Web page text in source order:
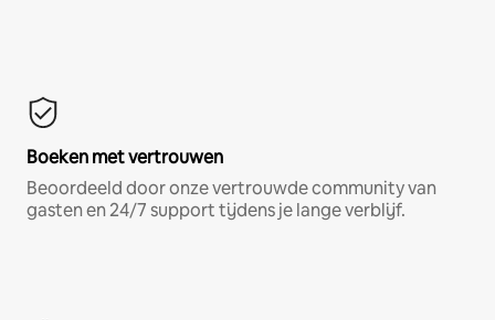
Boeken met vertrouwen
Beoordeeld door onze vertrouwde community van
gasten en 24/7 support tijdens je lange verblijf.